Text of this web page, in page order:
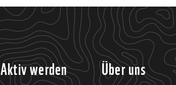
Aktiv werden Über uns